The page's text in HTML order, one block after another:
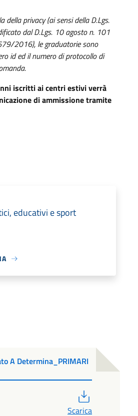
della privacy (ai sensi della D.Lgs.
dal D.Lgs. 10 agosto n. 101
2016), le graduatorie sono
id ed il numero di protocollo di
iscritti ai centri estivi verrà
di ammissione tramite
educativi e sport
A Determina_PRIMARI
Scarica